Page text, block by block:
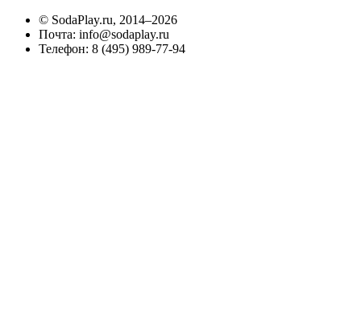
© SodaPlay.ru, 2014–2026
Почта: info@sodaplay.ru
Телефон: 8 (495) 989-77-94